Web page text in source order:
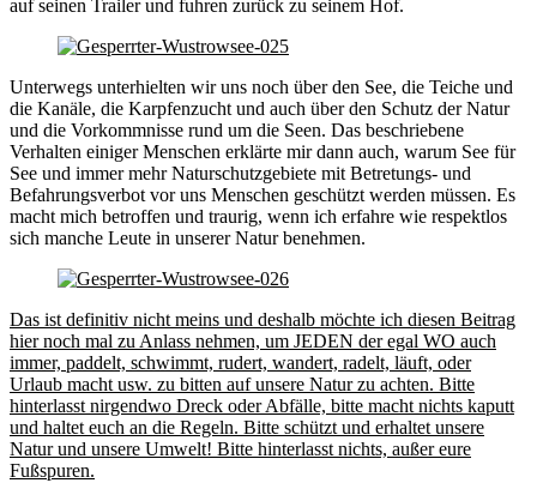
auf seinen Trailer und fuhren zurück zu seinem Hof.
Unterwegs unterhielten wir uns noch über den See, die Teiche und
die Kanäle, die Karpfenzucht und auch über den Schutz der Natur
und die Vorkommnisse rund um die Seen. Das beschriebene
Verhalten einiger Menschen erklärte mir dann auch, warum See für
See und immer mehr Naturschutzgebiete mit Betretungs- und
Befahrungsverbot vor uns Menschen geschützt werden müssen. Es
macht mich betroffen und traurig, wenn ich erfahre wie respektlos
sich manche Leute in unserer Natur benehmen.
Das ist definitiv nicht meins und deshalb möchte ich diesen Beitrag
hier noch mal zu Anlass nehmen, um JEDEN der egal WO auch
immer, paddelt, schwimmt, rudert, wandert, radelt, läuft, oder
Urlaub macht usw. zu bitten auf unsere Natur zu achten. Bitte
hinterlasst nirgendwo Dreck oder Abfälle, bitte macht nichts kaputt
und haltet euch an die Regeln. Bitte schützt und erhaltet unsere
Natur und unsere Umwelt! Bitte hinterlasst nichts, außer eure
Fußspuren.